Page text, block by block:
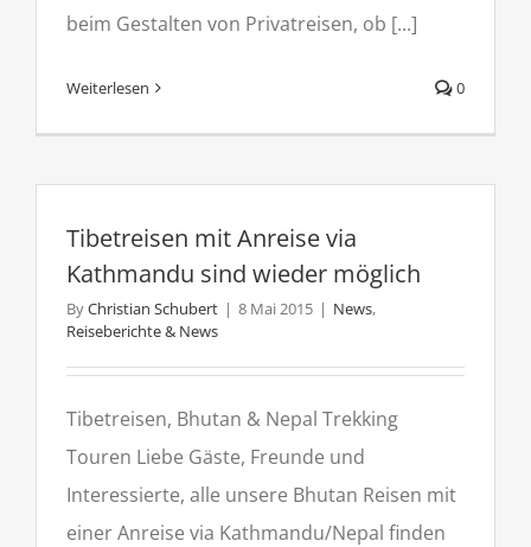
beim Gestalten von Privatreisen, ob [...]
Weiterlesen 0
Tibetreisen mit Anreise via
Kathmandu sind wieder möglich
ByChristian Schubert | 8 Mai 2015 | News,
Reiseberichte & News
Tibetreisen, Bhutan & Nepal Trekking
Touren Liebe Gäste, Freunde und
Interessierte, alle unsere Bhutan Reisen mit
einer Anreise via Kathmandu/Nepal finden